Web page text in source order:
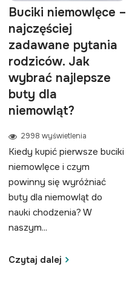
Buciki niemowlęce –
najczęściej
zadawane pytania
rodziców. Jak
wybrać najlepsze
buty dla
niemowląt?
2998 wyświetlenia
Kiedy kupić pierwsze buciki
niemowlęce i czym
powinny się wyróżniać
buty dla niemowląt do
nauki chodzenia? W
naszym...
Czytaj dalej